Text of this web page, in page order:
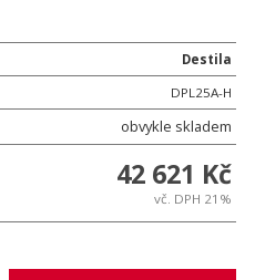
Destila
DPL25A-H
obvykle skladem
42 621 Kč
vč. DPH 21%